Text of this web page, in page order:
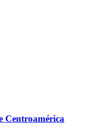
Centroamérica